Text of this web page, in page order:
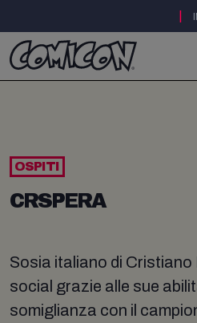
OSPITI
CRSPERA
Sosia italiano di Cristiano
social grazie alle sue
somiglianza con il